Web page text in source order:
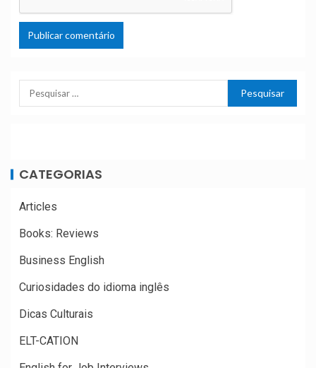
CATEGORIAS
Articles
Books: Reviews
Business English
Curiosidades do idioma inglês
Dicas Culturais
ELT-CATION